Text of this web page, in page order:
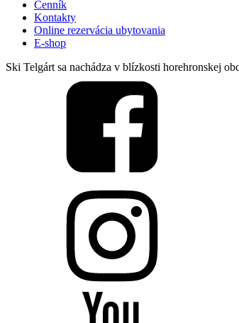
Cenník
Kontakty
Online rezervácia ubytovania
E-shop
Ski Telgárt sa nachádza v blízkosti horehronskej